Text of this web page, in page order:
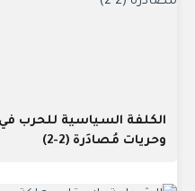
الكلفة السياسية للحرب
وحريات مُصادَرة (2-2)